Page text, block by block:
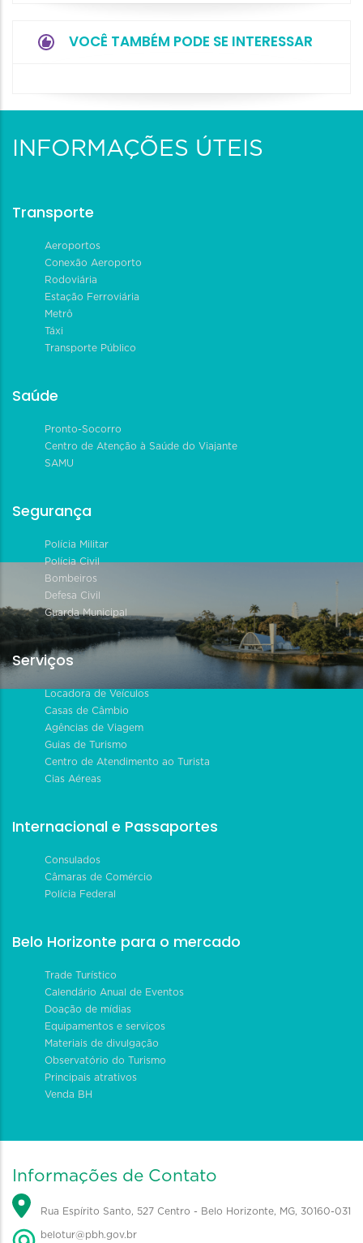
VOCÊ TAMBÉM PODE SE INTERESSAR
INFORMAÇÕES ÚTEIS
Transporte
Aeroportos
Conexão Aeroporto
Rodoviária
Estação Ferroviária
Metrô
Táxi
Transporte Público
Saúde
Pronto-Socorro
Centro de Atenção à Saúde do Viajante
SAMU
Segurança
Polícia Militar
Polícia Civil
Bombeiros
Defesa Civil
Guarda Municipal
Serviços
Locadora de Veículos
Casas de Câmbio
Agências de Viagem
Guias de Turismo
Centro de Atendimento ao Turista
Cias Aéreas
Internacional e Passaportes
Consulados
Câmaras de Comércio
Polícia Federal
Belo Horizonte para o mercado
Trade Turístico
Calendário Anual de Eventos
Doação de mídias
Equipamentos e serviços
Materiais de divulgação
Observatório do Turismo
Principais atrativos
Venda BH
Informações de Contato
Rua Espírito Santo, 527 Centro - Belo Horizonte, MG, 30160-031
belotur@pbh.gov.br